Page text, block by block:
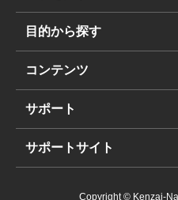
目的から探す
コンテンツ
サポート
サポートサイト
Copyright © Kenzai-